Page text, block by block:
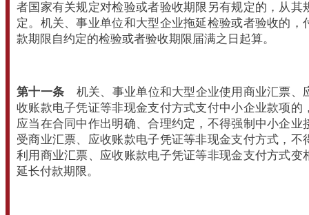
者国家有关规定对检验或者验收期限另有规定的，从其
定。机关、事业单位和大型企业拖延检验或者验收的，
款期限自约定的检验或者验收期限届满之日起算。
第十一条
机关、事业单位和大型企业使用商业汇票、
收账款电子凭证等非现金支付方式支付中小企业款项的
应当在合同中作出明确、合理约定，不得强制中小企业
受商业汇票、应收账款电子凭证等非现金支付方式，不
利用商业汇票、应收账款电子凭证等非现金支付方式变
延长付款期限。